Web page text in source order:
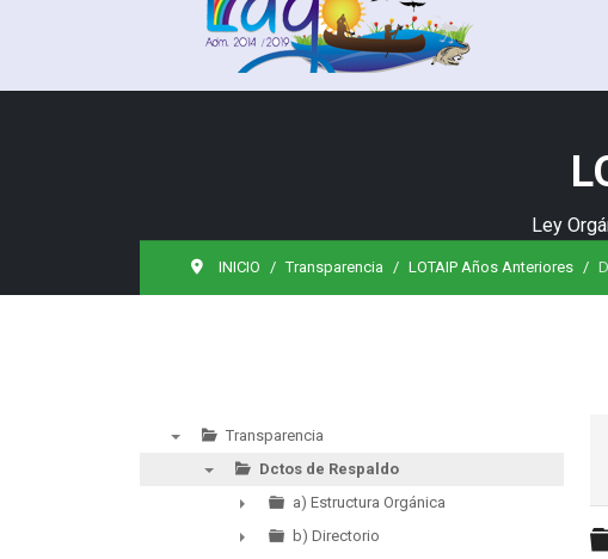
Ley
INICIO Transparencia LOTAIP Años Anteriores
Transparencia
Dctos de Respaldo
►
a) Estructura Orgánica
b) Directorio